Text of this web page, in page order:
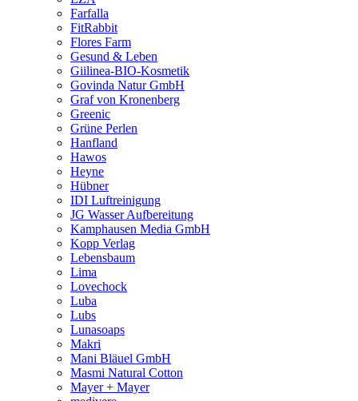
Farfalla
FitRabbit
Flores Farm
Gesund & Leben
Giilinea-BIO-Kosmetik
Govinda Natur GmbH
Graf von Kronenberg
Greenic
Grüne Perlen
Hanfland
Hawos
Heyne
Hübner
IDI Luftreinigung
JG Wasser Aufbereitung
Kamphausen Media GmbH
Kopp Verlag
Lebensbaum
Lima
Lovechock
Luba
Lubs
Lunasoaps
Makri
Mani Bläuel GmbH
Masmi Natural Cotton
Mayer + Mayer